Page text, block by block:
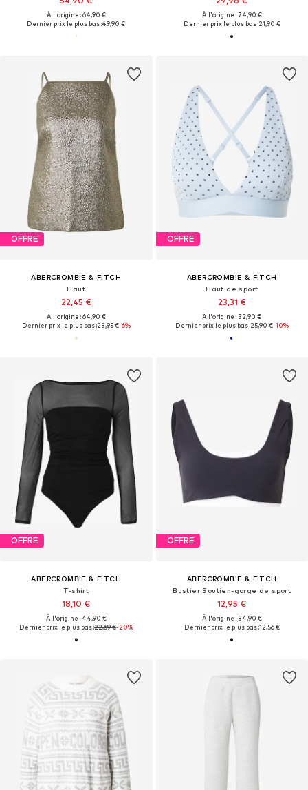
À l'origine : 64,90 €
Dernier prix le plus bas :49,90 €
À l'origine : 74,90 €
Dernier prix le plus bas :21,90 €
OFFRE
ABERCROMBIE & FITCH
Haut
22,45 €
À l'origine : 64,90 €
Dernier prix le plus bas :23,95 €-6%
OFFRE
ABERCROMBIE & FITCH
Haut de sport
23,31 €
À l'origine : 32,90 €
Dernier prix le plus bas :25,90 €-10%
OFFRE
ABERCROMBIE & FITCH
T-shirt
18,10 €
À l'origine : 44,90 €
Dernier prix le plus bas :22,69 €-20%
OFFRE
ABERCROMBIE & FITCH
Bustier Soutien-gorge de sport
12,95 €
À l'origine : 34,90 €
Dernier prix le plus bas :12,56 €